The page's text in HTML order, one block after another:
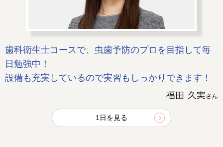
歯科衛生士コースで、虫歯予防のプロを目指して毎
日勉強中！
設備も充実しているので実習もしっかりできます！
1日を見る